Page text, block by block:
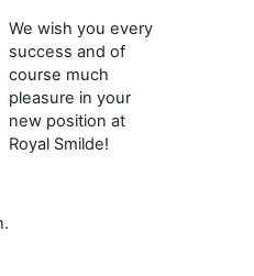
We wish you every
success and of
course much
pleasure in your
new position at
Royal Smilde!